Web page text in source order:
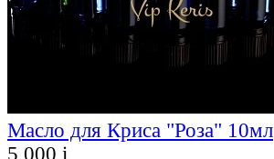
Масло для Криса "Роза" 10мл
5 000 i